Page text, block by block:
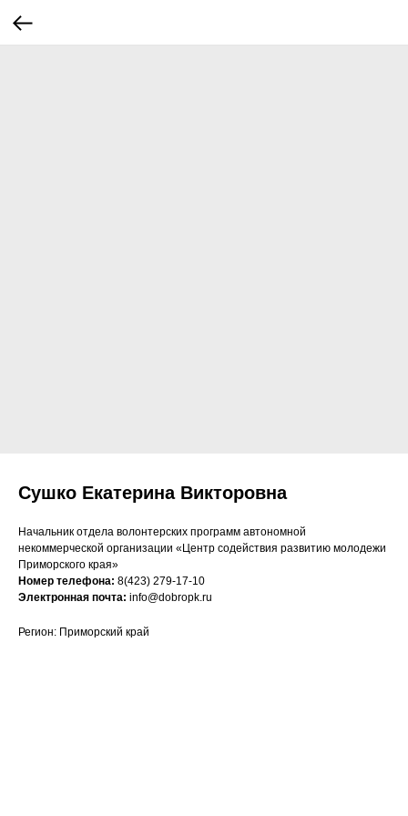
Сушко Екатерина Викторовна
Начальник отдела волонтерских программ автономной
некоммерческой организации «Центр содействия развитию молодежи
Приморского края»
Номер телефона: 8(423) 279-17-10
Электронная почта: info@dobropk.ru
Регион: Приморский край